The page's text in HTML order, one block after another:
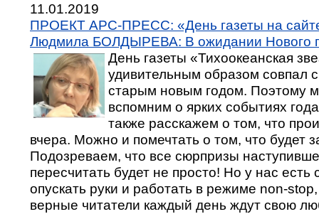
11.01.2019
ПРОЕКТ АРС-ПРЕСС: «День газеты на
Людмила БОЛДЫРЕВА: В ожидании Нового
День газеты «Тихоокеанская
удивительным образом совпал
старым новым годом. Поэтому
вспомним о ярких событиях
также расскажем о том, что
вчера. Можно и помечтать о том, что будет
Подозреваем, что все сюрпризы
пересчитать будет не просто! Но у нас есть
опускать руки и работать в режиме non-
верные читатели каждый день ждут свою